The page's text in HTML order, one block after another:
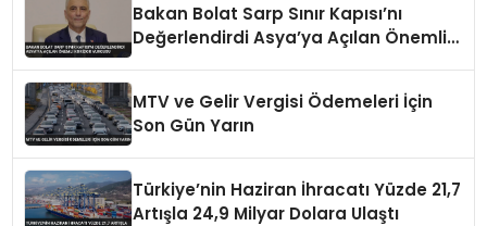
Bakan Bolat Sarp Sınır Kapısı’nı
Değerlendirdi Asya’ya Açılan Önemli
MTV ve Gelir Vergisi Ödemeleri İçin
Son Gün Yarın
Türkiye’nin Haziran İhracatı Yüzde 21,7
Artışla 24,9 Milyar Dolara Ulaştı